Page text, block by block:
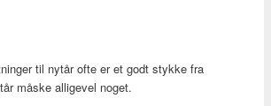
til nytår ofte er et godt stykke fra
måske alligevel noget.